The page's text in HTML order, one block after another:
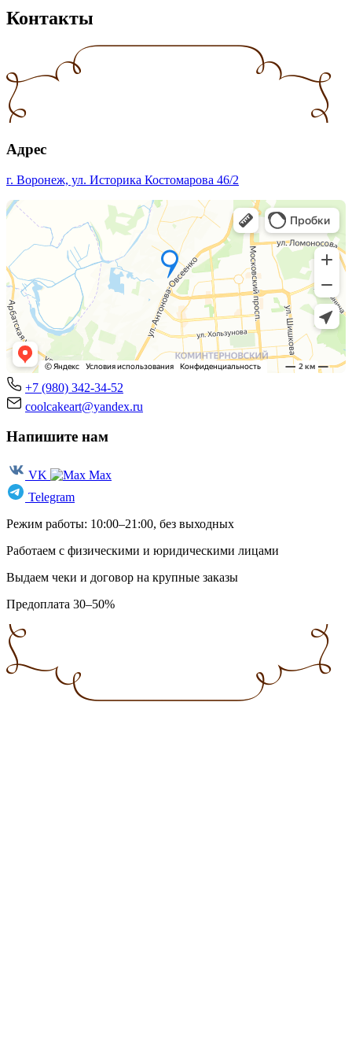
Контакты
Адрес
г. Воронеж, ул. Историка Костомарова 46/2
+7 (980) 342-34-52
coolcakeart@yandex.ru
Напишите нам
VK
Max
Telegram
Режим работы: 10:00–21:00, без выходных
Работаем с физическими и юридическими лицами
Выдаем чеки и договор на крупные заказы
Предоплата 30–50%